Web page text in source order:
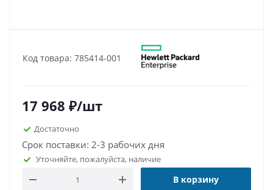
Код товара: 785414-001
17 968 ₽/шт
Достаточно
Срок поставки: 2-3 рабочих дня
Уточняйте, пожалуйста, наличие
В корзину